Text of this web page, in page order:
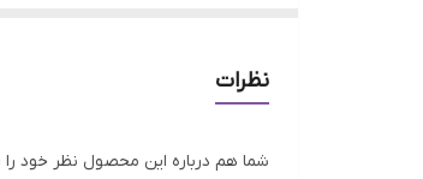
نظرات
شما هم درباره این محصول نظر خود را